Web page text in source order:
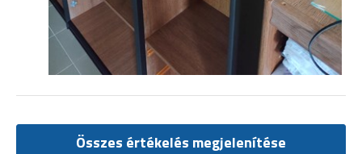
Összes értékelés megjelenítése